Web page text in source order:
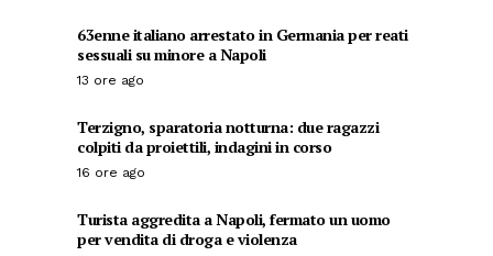
63enne italiano arrestato in Germania per reati
sessuali su minore a Napoli
13 ore ago
Terzigno, sparatoria notturna: due ragazzi
colpiti da proiettili, indagini in corso
16 ore ago
Turista aggredita a Napoli, fermato un uomo
per vendita di droga e violenza